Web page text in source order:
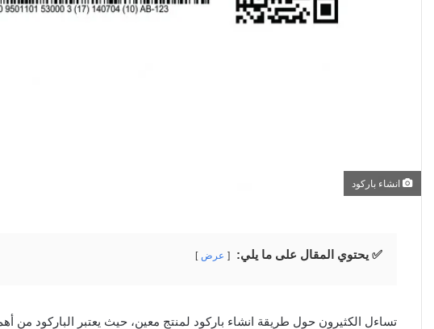
انشاء باركود
✅ يحتوي المقال على ما يلي: عرض
تساءل الكثيرون حول طريقة انشاء باركود لمنتج معين، حيث يعتبر الباركود من